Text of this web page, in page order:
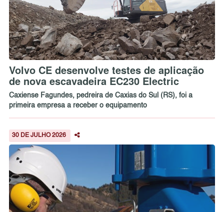
Volvo CE desenvolve testes de aplicação
de nova escavadeira EC230 Electric
Caxiense Fagundes, pedreira de Caxias do Sul (RS), foi a
primeira empresa a receber o equipamento
30 DE JULHO 2026